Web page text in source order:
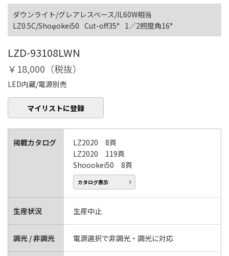
ダウンライト/グレアレスベース/IL60W相当
LZ0.5C/Shoφokei50 Cut-off35° 1／2照度角16°
LZD-93108LWN
￥18,000（税抜）
LED内蔵/電源別売
マイリストに登録
掲載カタログ
LZ2020 8頁
LZ2020 119頁
Shoookei50 8頁
カタログ表示
生産状況 生産中止
調光 / 非調光 電源選択で非調光・調光に対応